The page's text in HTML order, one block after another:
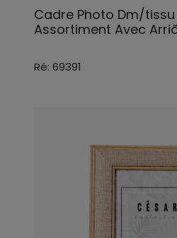
Cadre Photo Dm/tissu
Assortiment Avec
Ré: 69391